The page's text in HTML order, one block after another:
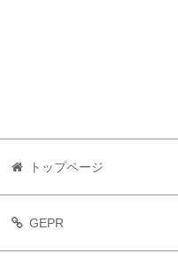
トップページ
GEPR